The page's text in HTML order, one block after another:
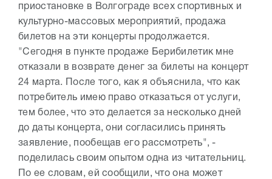
приостановке в Волгограде всех спортивных и
культурно-массовых мероприятий, продажа
билетов на эти концерты продолжается.
"Сегодня в пункте продаже Берибилетик мне
отказали в возврате денег за билеты на концерт
24 марта. После того, как я объяснила, что как
потребитель имею право отказаться от услуги,
тем более, что это делается за несколько дней
до даты концерта, они согласились принять
заявление, пообещав его рассмотреть", -
поделилась своим опытом одна из читательниц.
По ее словам, ей сообщили, что она может